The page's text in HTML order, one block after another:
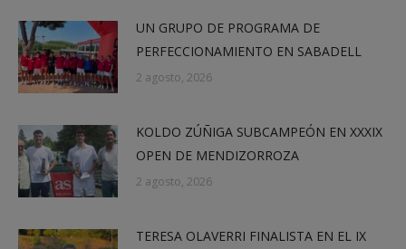
UN GRUPO DE PROGRAMA DE
PERFECCIONAMIENTO EN SABADELL
2 agosto, 2026
KOLDO ZÚÑIGA SUBCAMPEÓN EN XXXIX
OPEN DE MENDIZORROZA
2 agosto, 2026
TERESA OLAVERRI FINALISTA EN EL IX